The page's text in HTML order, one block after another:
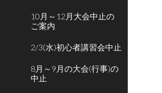
10月～12月大会中止の
ご案内
2/3(水)初心者講習会中止
8月～9月の大会(行事)の
中止